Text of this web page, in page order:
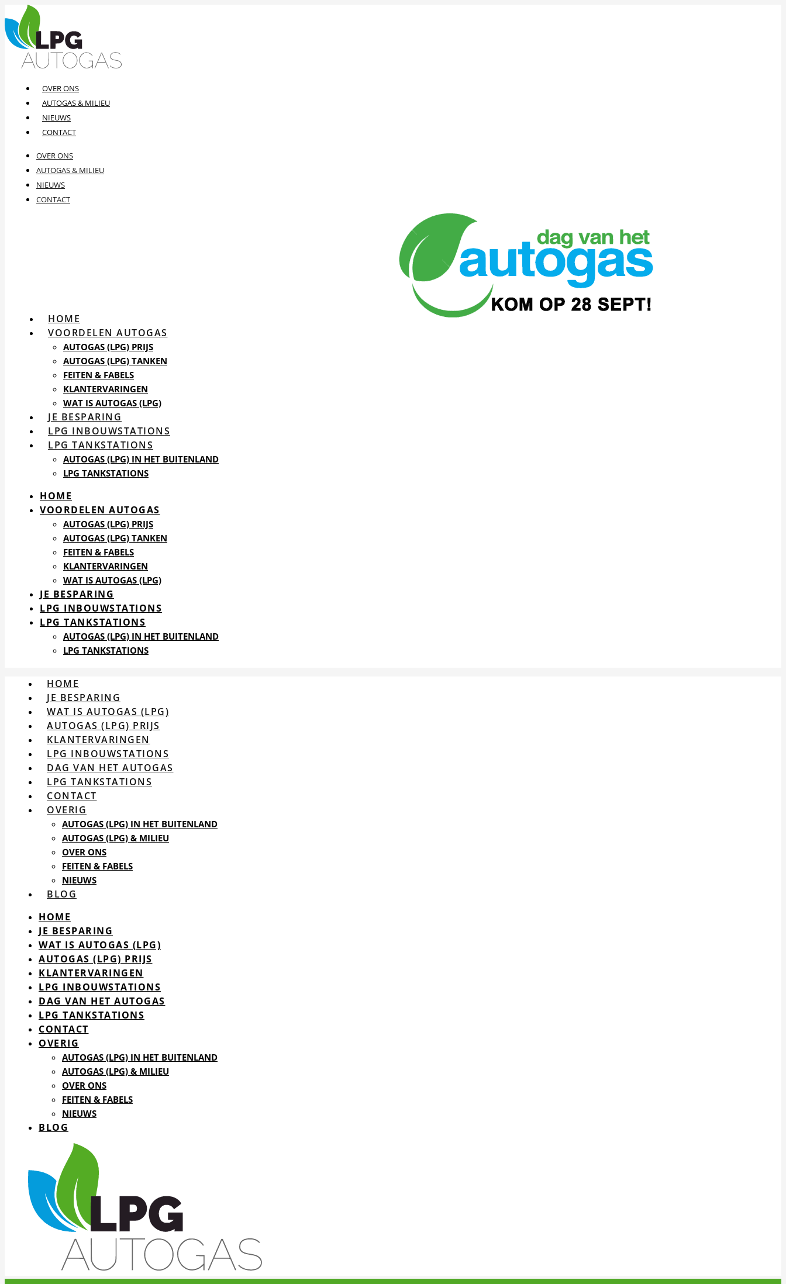
OVER ONS
AUTOGAS & MILIEU
NIEUWS
CONTACT
OVER ONS
AUTOGAS & MILIEU
NIEUWS
CONTACT
HOME
VOORDELEN AUTOGAS
AUTOGAS (LPG) PRIJS
AUTOGAS (LPG) TANKEN
FEITEN & FABELS
KLANTERVARINGEN
WAT IS AUTOGAS (LPG)
JE BESPARING
LPG INBOUWSTATIONS
LPG TANKSTATIONS
AUTOGAS (LPG) IN HET BUITENLAND
LPG TANKSTATIONS
HOME
VOORDELEN AUTOGAS
AUTOGAS (LPG) PRIJS
AUTOGAS (LPG) TANKEN
FEITEN & FABELS
KLANTERVARINGEN
WAT IS AUTOGAS (LPG)
JE BESPARING
LPG INBOUWSTATIONS
LPG TANKSTATIONS
AUTOGAS (LPG) IN HET BUITENLAND
LPG TANKSTATIONS
HOME
JE BESPARING
WAT IS AUTOGAS (LPG)
AUTOGAS (LPG) PRIJS
KLANTERVARINGEN
LPG INBOUWSTATIONS
DAG VAN HET AUTOGAS
LPG TANKSTATIONS
CONTACT
OVERIG
AUTOGAS (LPG) IN HET BUITENLAND
AUTOGAS (LPG) & MILIEU
OVER ONS
FEITEN & FABELS
NIEUWS
BLOG
HOME
JE BESPARING
WAT IS AUTOGAS (LPG)
AUTOGAS (LPG) PRIJS
KLANTERVARINGEN
LPG INBOUWSTATIONS
DAG VAN HET AUTOGAS
LPG TANKSTATIONS
CONTACT
OVERIG
AUTOGAS (LPG) IN HET BUITENLAND
AUTOGAS (LPG) & MILIEU
OVER ONS
FEITEN & FABELS
NIEUWS
BLOG